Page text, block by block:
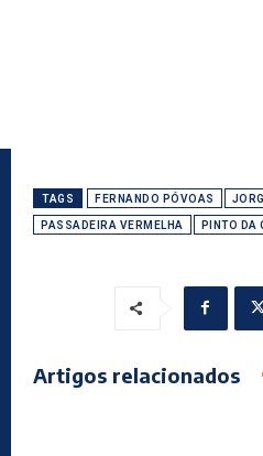
TAGS FERNANDO PÓVOAS
PASSADEIRA VERMELHA PINTO DA
Artigos relacionados